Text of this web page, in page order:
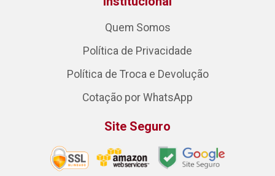
Quem Somos
Política de Privacidade
Política de Troca e Devolução
Cotação por WhatsApp
Site Seguro